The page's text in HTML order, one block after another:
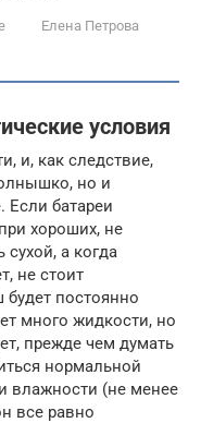
Елена Петрова
условия
и, как следствие,
но и
Если батареи
хороших, не
сухой, а когда
не стоит
постоянно
много жидкости, но
прежде чем думать
нормальной
влажности (не менее
все равно